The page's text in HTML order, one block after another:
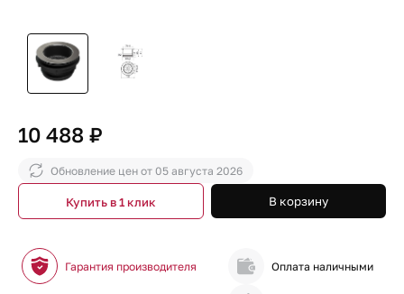
10 488 ₽
Обновление цен от 05 августа 2026
В корзину
Купить в 1 клик
Гарантия производителя Оплата наличными